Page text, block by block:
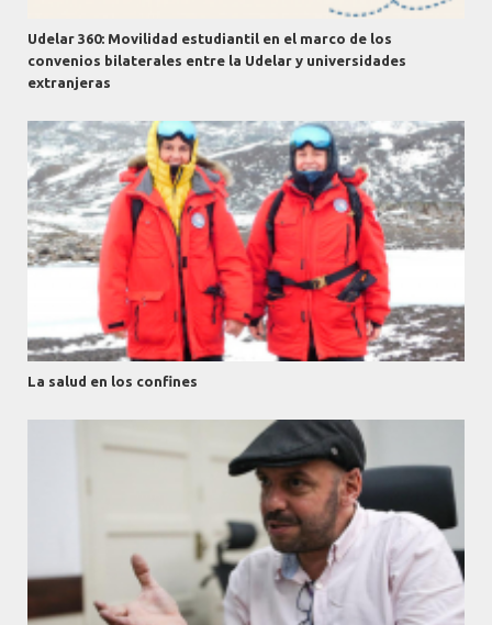
Udelar 360: Movilidad estudiantil en el marco de los
convenios bilaterales entre la Udelar y universidades
extranjeras
La salud en los confines